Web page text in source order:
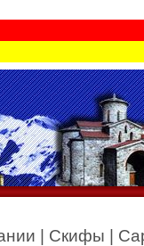
| Скифы |